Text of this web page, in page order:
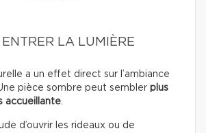
LA LUMIÈRE
a un effet direct sur l’ambiance
pièce sombre peut sembler plus
accueillante.
d’ouvrir les rideaux ou de